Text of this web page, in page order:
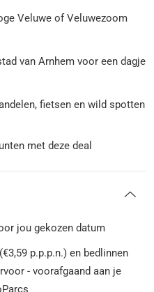
Veluwe of Veluwezoom
van Arnhem voor een dagje
fietsen en wild spotten
met deze deal
jou gekozen datum
p.p.p.n.) en bedlinnen
- voorafgaand aan je